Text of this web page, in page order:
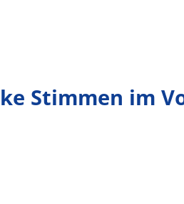
Stimmen im